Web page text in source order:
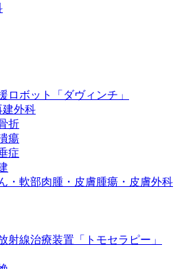
ロボット「ダヴィンチ」
建外科
折
瘍
症
・軟部肉腫・皮膚腫瘍・皮膚外科
射線治療装置「トモセラピー」